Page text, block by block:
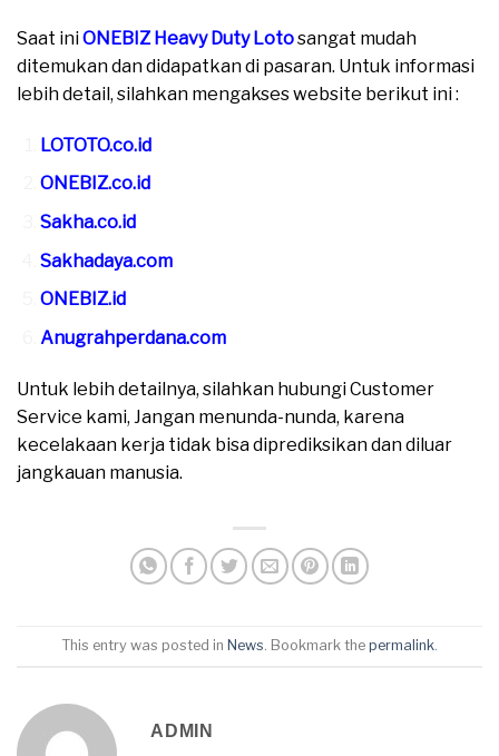
Saat iniONEBIZ Heavy Duty Lotosangat mudah
ditemukan dan didapatkan di pasaran. Untuk informasi
lebih detail, silahkan mengakses website berikut ini :
LOTOTO.co.id
ONEBIZ.co.id
Sakha.co.id
Sakhadaya.com
ONEBIZ.id
Anugrahperdana.com
Untuk lebih detailnya, silahkan hubungi Customer
Service kami, Jangan menunda-nunda, karena
kecelakaan kerja tidak bisa diprediksikan dan diluar
jangkauan manusia.
This entry was posted in News . Bookmark the permalink
ADMIN